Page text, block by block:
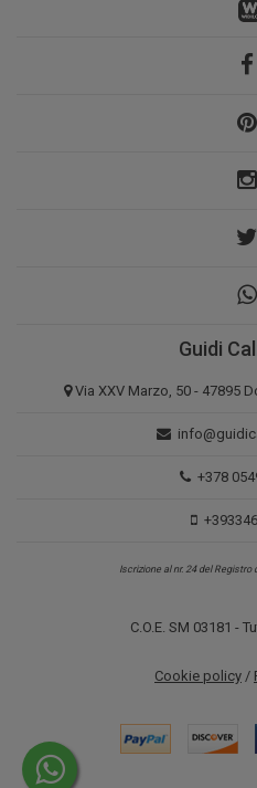
Guidi
Via XXV Marzo, 50 - 47895
+378
Iscrizione al nr. 24 del
C.O.E. SM 03181 -
Cookie policy /